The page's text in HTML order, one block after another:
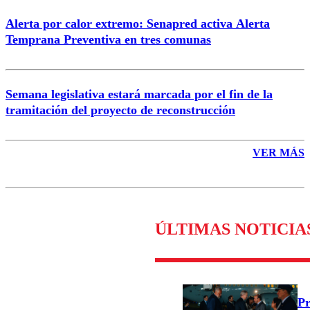
Alerta por calor extremo: Senapred activa Alerta
Temprana Preventiva en tres comunas
Semana legislativa estará marcada por el fin de la
tramitación del proyecto de reconstrucción
VER MÁS
ÚLTIMAS